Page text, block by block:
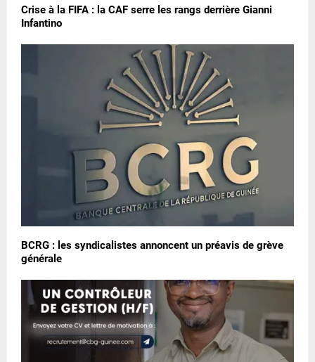
Crise à la FIFA : la CAF serre les rangs derrière Gianni
Infantino
BCRG : les syndicalistes annoncent un préavis de grève
générale